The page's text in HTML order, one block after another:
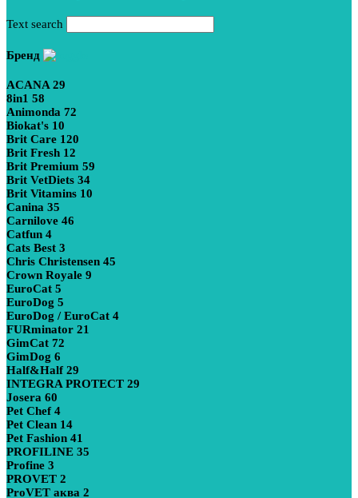
Text search
Бренд
ACANA 29
8in1 58
Animonda 72
Biokat's 10
Brit Care 120
Brit Fresh 12
Brit Premium 59
Brit VetDiets 34
Brit Vitamins 10
Canina 35
Carnilove 46
Catfun 4
Cats Best 3
Chris Christensen 45
Crown Royale 9
EuroCat 5
EuroDog 5
EuroDog / EuroCat 4
FURminator 21
GimCat 72
GimDog 6
Half&Half 29
INTEGRA PROTECT 29
Josera 60
Pet Chef 4
Pet Clean 14
Pet Fashion 41
PROFILINE 35
Profine 3
PROVET 2
ProVET аква 2